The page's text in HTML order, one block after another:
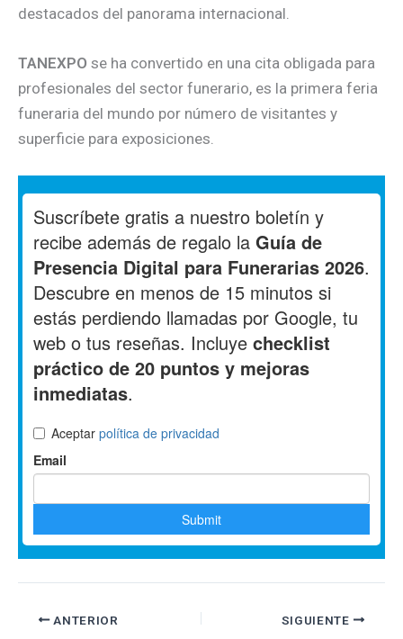
destacados del panorama internacional.
TANEXPO se ha convertido en una cita obligada para
profesionales del sector funerario, es la primera feria
funeraria del mundo por número de visitantes y
superficie para exposiciones.
ANTERIOR SIGUIENTE